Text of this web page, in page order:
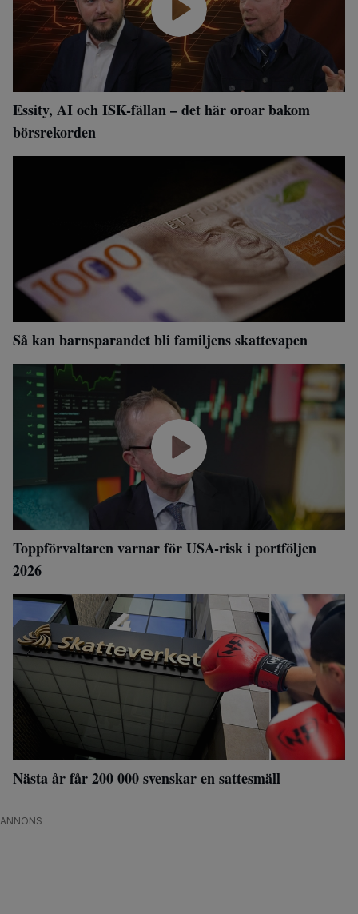
Essity, AI och ISK-fällan – det här oroar bakom
börsrekorden
Så kan barnsparandet bli familjens skattevapen
Toppförvaltaren varnar för USA-risk i portföljen
2026
Nästa år får 200 000 svenskar en sattesmäll
ANNONS